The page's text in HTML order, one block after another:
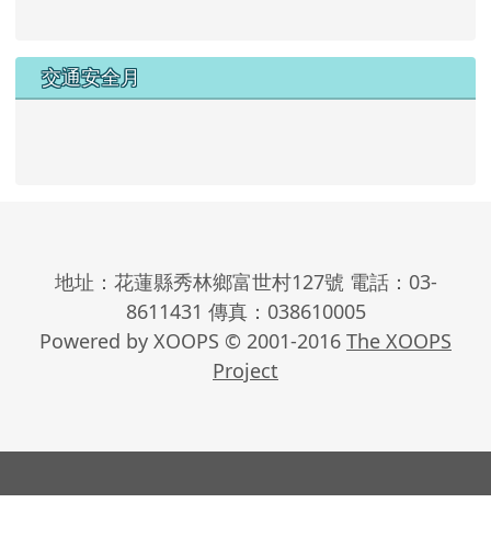
交通安全月
地址：花蓮縣秀林鄉富世村127號 電話：03-
8611431 傳真：038610005
Powered by XOOPS © 2001-2016 The XOOPS
Project